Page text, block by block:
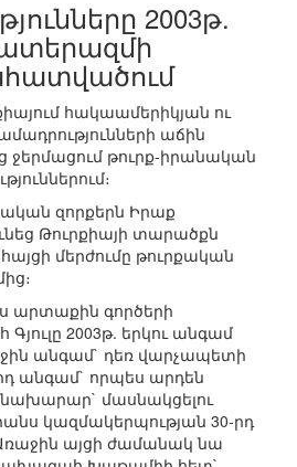
2003թ.
հակաամերիկյան ու
աճին
ջերմացում թուրք-իրանական
զորքերն Իրաք
Թուրքիայի տարածքն
մերժումը թուրքական
արտաքին գործերի
2003թ. երկու անգամ
անգամ` դեռ վարչապետի
անգամ` որպես արդեն
մասնակցելու
կազմակերպության 30-րդ
այցի ժամանակ նա